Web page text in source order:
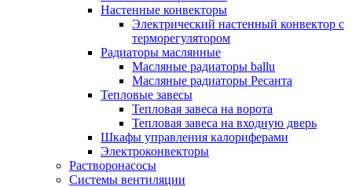
Настенные конвекторы
Электрический настенный конвектор с
терморегулятором
Радиаторы маслянные
Масляные радиаторы ballu
Масляные радиаторы Ресанта
Тепловые завесы
Тепловая завеса на ворота
Тепловая завеса на входную дверь
Шкафы управления калориферами
Электроконвекторы
Растворонасосы
Системы вентиляции